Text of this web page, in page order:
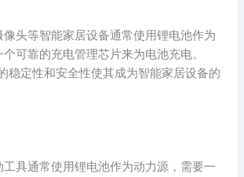
头等智能家居设备通常使用锂电池作为
可靠的充电管理芯片来为电池充电。
稳定性和安全性使其成为智能家居设备的
具通常使用锂电池作为动力源，需要一